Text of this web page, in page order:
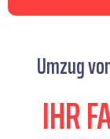
Umzug
IHR